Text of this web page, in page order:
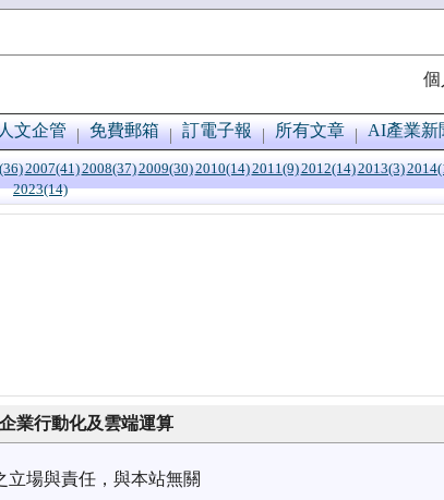
個
文企管 免費郵箱 訂電子報 所有文章 AI產業新
2007(41)2008(37)2009(30)2010(14)2011(9)2012(14)2013(3)
2023(14)
業行動化及雲端運算
立場與責任，與本站無關